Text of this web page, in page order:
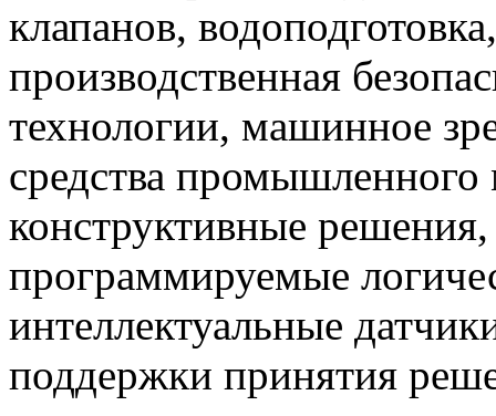
клапанов,
производственная
технологии, машинное
средства
конструктивные
программируемые
интеллектуальные
поддержки принятия